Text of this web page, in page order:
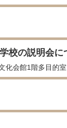
校の説明会に
化会館1階多目的室